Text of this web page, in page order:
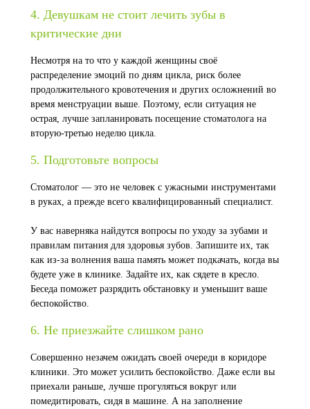
4. Девушкам не стоит лечить зубы в
критические дни
Несмотря на то что у каждой женщины своё
распределение эмоций по дням цикла, риск более
продолжительного кровотечения и других осложнений во
время менструации выше. Поэтому, если ситуация не
острая, лучше запланировать посещение стоматолога на
вторую-третью неделю цикла.
5. Подготовьте вопросы
Стоматолог — это не человек с ужасными инструментами
в руках, а прежде всего квалифицированный специалист.
У вас наверняка найдутся вопросы по уходу за зубами и
правилам питания для здоровья зубов. Запишите их, так
как из-за волнения ваша память может подкачать, когда вы
будете уже в клинике. Задайте их, как сядете в кресло.
Беседа поможет разрядить обстановку и уменьшит ваше
беспокойство.
6. Не приезжайте слишком рано
Совершенно незачем ожидать своей очереди в коридоре
клиники. Это может усилить беспокойство. Даже если вы
приехали раньше, лучше прогуляться вокруг или
помедитировать, сидя в машине. А на заполнение